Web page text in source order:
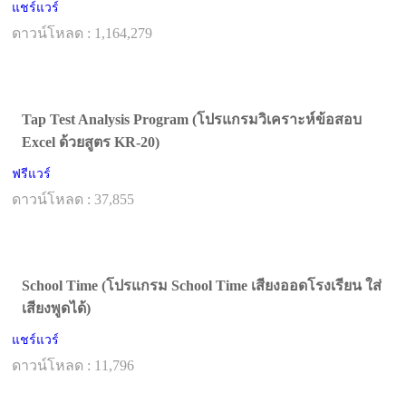
แชร์แวร์
ดาวน์โหลด : 1,164,279
Tap Test Analysis Program (โปรแกรมวิเคราะห์ข้อสอบ
Excel ด้วยสูตร KR-20)
ฟรีแวร์
ดาวน์โหลด : 37,855
School Time (โปรแกรม School Time เสียงออดโรงเรียน ใส่
เสียงพูดได้)
แชร์แวร์
ดาวน์โหลด : 11,796